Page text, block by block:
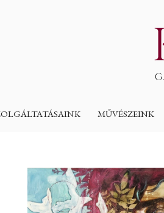
MŰVÉSZEINK